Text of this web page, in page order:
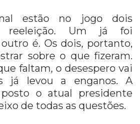
estão no jogo dois
reeleição. Um já foi
é. Os dois, portanto,
sobre o que fizeram.
faltam, o desespero vai
já levou a enganos. A
o atual presidente
de todas as questões.